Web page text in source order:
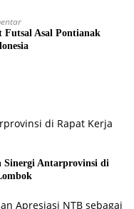
Asal Pontianak
Sinergi Antarprovinsi di